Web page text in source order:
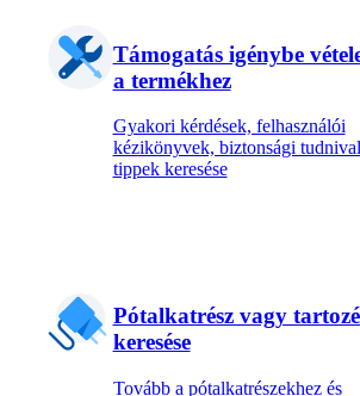
Támogatás igénybe
a termékhez
Gyakori kérdések, felhasználói
kézikönyvek, biztonsági
tippek keresése
Pótalkatrész vagy
keresése
Tovább a pótalkatrészekhez és